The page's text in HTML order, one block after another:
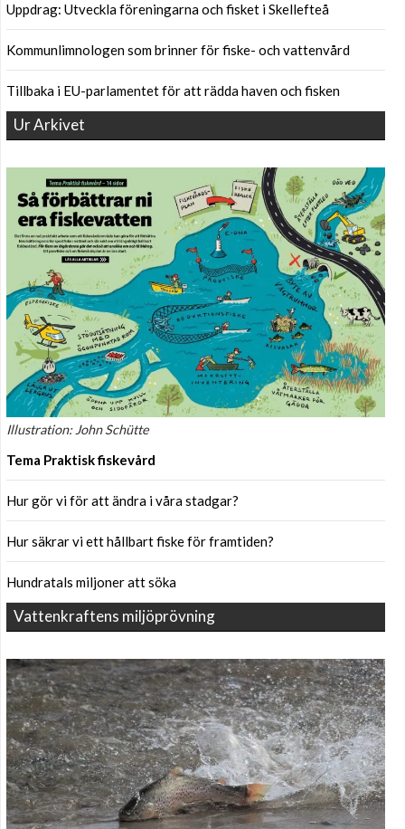
Uppdrag: Utveckla föreningarna och fisket i Skellefteå
Kommunlimnologen som brinner för fiske- och vattenvård
Tillbaka i EU-parlamentet för att rädda haven och fisken
Ur Arkivet
Illustration: John Schütte
Tema Praktisk fiskevård
Hur gör vi för att ändra i våra stadgar?
Hur säkrar vi ett hållbart fiske för framtiden?
Hundratals miljoner att söka
Vattenkraftens miljöprövning